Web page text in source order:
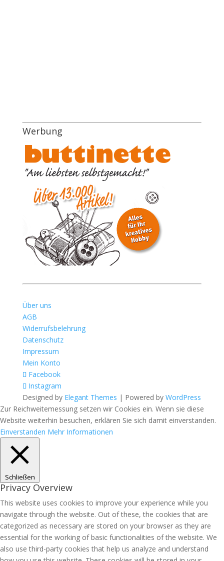
Werbung
Über uns
AGB
Widerrufsbelehrung
Datenschutz
Impressum
Mein Konto
Facebook
Instagram
Designed by Elegant Themes | Powered by WordPress
Zur Reichweitemessung setzen wir Cookies ein. Wenn sie diese
Website weiterhin besuchen, erklären Sie sich damit einverstanden.
Einverstanden Mehr Informationen
Schließen
Privacy Overview
This website uses cookies to improve your experience while you
navigate through the website. Out of these, the cookies that are
categorized as necessary are stored on your browser as they are
essential for the working of basic functionalities of the website. We
also use third-party cookies that help us analyze and understand